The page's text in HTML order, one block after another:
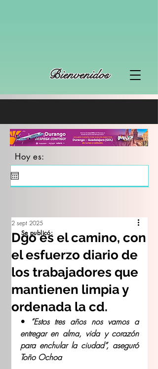
Bienvenidos
Hoy es:
Dgo es el camino, con
el esfuerzo diario de
los trabajadores que
mantienen limpia y
ordenada la cd.
2 sept 2025
•
“Estos tres años nos vamos a
entregar en alma, vida y corazón
para enchular la ciudad”, aseguró
Toño Ochoa
Se publicó: